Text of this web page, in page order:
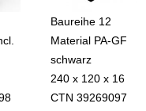
Baureihe 12
Material PA-GF
schwarz
240 x 120 x 16
CTN 39269097